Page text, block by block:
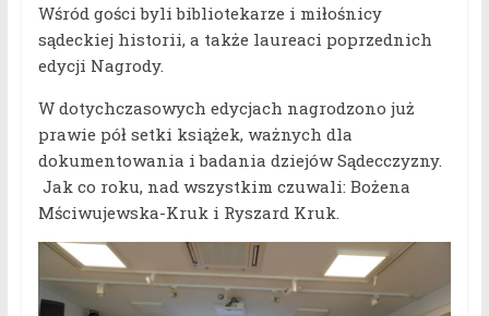
Wśród gości byli bibliotekarze i miłośnicy
sądeckiej historii, a także laureaci poprzednich
edycji Nagrody.
W dotychczasowych edycjach nagrodzono już
prawie pół setki książek, ważnych dla
dokumentowania i badania dziejów Sądecczyzny.
Jak co roku, nad wszystkim czuwali: Bożena
Mściwujewska-Kruk i Ryszard Kruk.